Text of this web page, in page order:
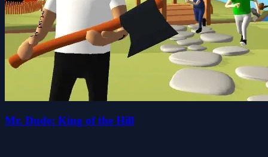
Mr. Dude: King of the Hill